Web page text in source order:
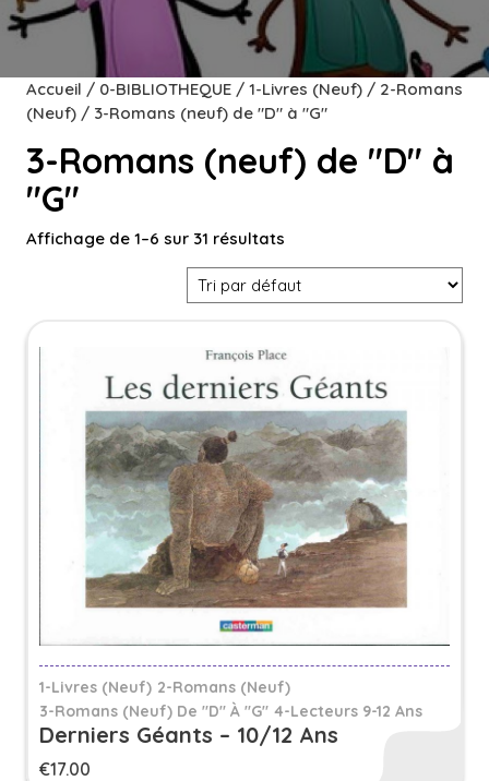
Accueil / 0-BIBLIOTHEQUE / 1-Livres (Neuf) / 2-Romans
(Neuf) / 3-Romans (neuf) de "D" à "G"
3-Romans (neuf) de "D" à
"G"
Affichage de 1–6 sur 31 résultats
1-Livres (Neuf) 2-Romans (Neuf)
3-Romans (neuf) De "D" À "G" 4-Lecteurs 9-12 Ans
Derniers Géants – 10/12 Ans
€17.00